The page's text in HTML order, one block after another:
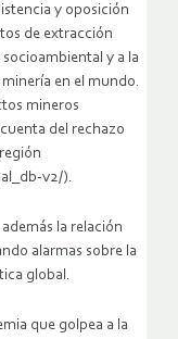
y oposición
de extracción
y a la
en el mundo.
mineros
del rechazo
v2/).
la relación
alarmas sobre la
global.
que golpea a la